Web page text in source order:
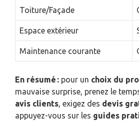
Toiture/Façade
Espace extérieur
Maintenance courante
En résumé : pour un choix du
mauvaise surprise, prenez le
avis clients, exigez des devis
appuyez-vous sur les guides